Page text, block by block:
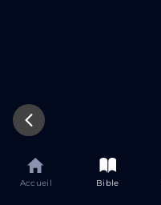
Accueil Bible